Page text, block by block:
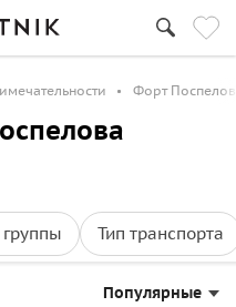
Форт
группы Тип транспорта
Популярные